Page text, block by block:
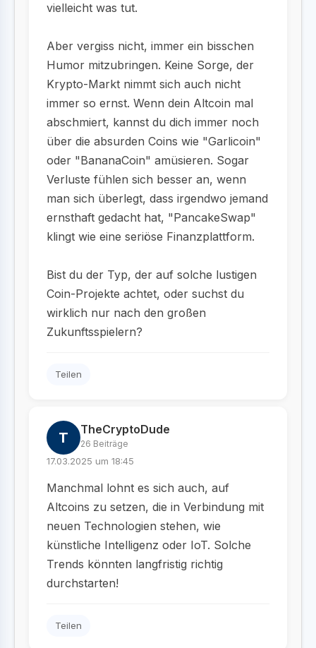
vielleicht was tut.
Aber vergiss nicht, immer ein bisschen
Humor mitzubringen. Keine Sorge, der
Krypto-Markt nimmt sich auch nicht
immer so ernst. Wenn dein Altcoin mal
abschmiert, kannst du dich immer noch
über die absurden Coins wie "Garlicoin"
oder "BananaCoin" amüsieren. Sogar
Verluste fühlen sich besser an, wenn
man sich überlegt, dass irgendwo jemand
ernsthaft gedacht hat, "PancakeSwap"
klingt wie eine seriöse Finanzplattform.
Bist du der Typ, der auf solche lustigen
Coin-Projekte achtet, oder suchst du
wirklich nur nach den großen
Zukunftsspielern?
Teilen
T TheCryptoDude
26 Beiträge
17.03.2025 um 18:45
Manchmal lohnt es sich auch, auf
Altcoins zu setzen, die in Verbindung mit
neuen Technologien stehen, wie
künstliche Intelligenz oder IoT. Solche
Trends könnten langfristig richtig
durchstarten!
Teilen